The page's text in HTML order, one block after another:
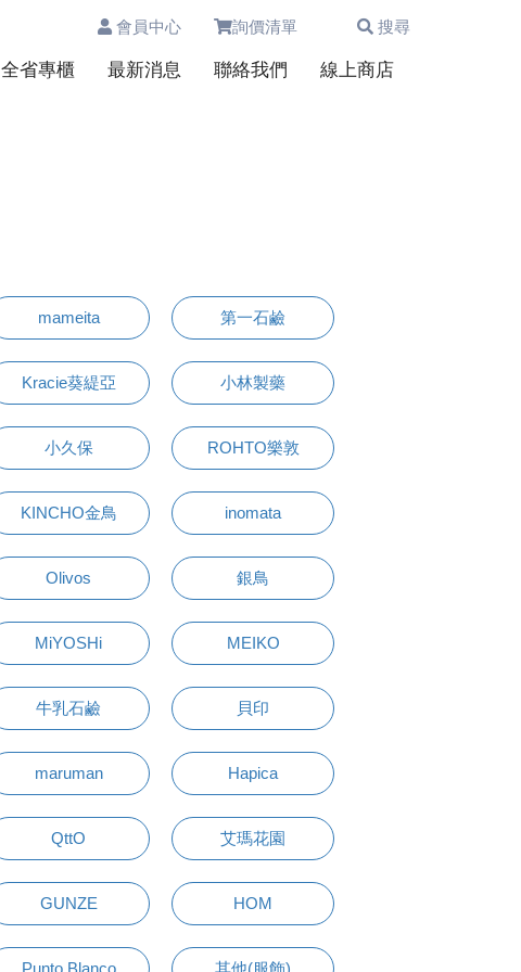
會員中心 詢價清單 搜尋
全省專櫃 最新消息 聯絡我們 線上商店
mameita 第一石鹼
Kracie葵緹亞 小林製藥
小久保 ROHTO樂敦
KINCHO金鳥 inomata
Olivos 銀鳥
MiYOSHi MEIKO
牛乳石鹼 貝印
maruman Hapica
QttO 艾瑪花園
GUNZE HOM
Punto Blanco 其他(服飾)